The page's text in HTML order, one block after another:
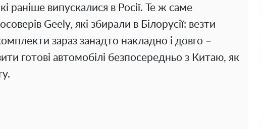
раніше випускалися в Росії. Те ж саме
Geely, які збирали в Білорусії: везти
зараз занадто накладно і довго –
готові автомобілі безпосередньо з Китаю, як